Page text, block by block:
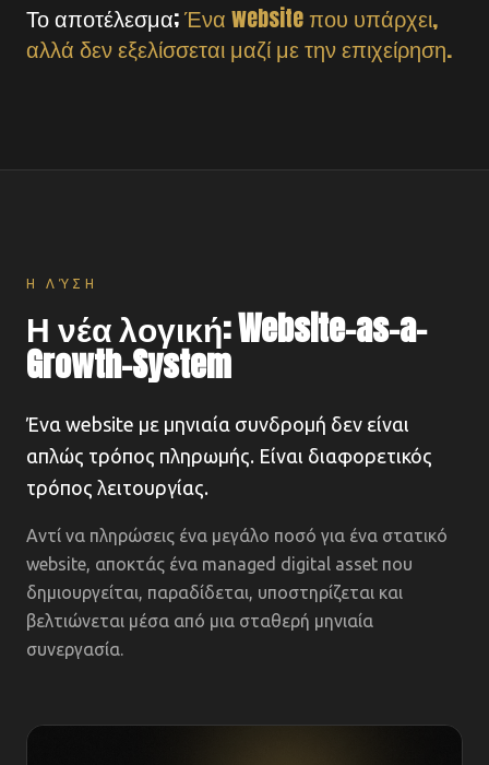
Το αποτέλεσμα;Ένα website που υπάρχει,
αλλά δεν εξελίσσεται μαζί με την επιχείρηση.
Η ΛΎΣΗ
Η νέα λογική: Website-as-a-
Growth-System
Ένα website με μηνιαία συνδρομή δεν είναι
απλώς τρόπος πληρωμής. Είναι διαφορετικός
τρόπος λειτουργίας.
Αντί να πληρώσεις ένα μεγάλο ποσό για ένα στατικό
website, αποκτάς ένα managed digital asset που
δημιουργείται, παραδίδεται, υποστηρίζεται και
βελτιώνεται μέσα από μια σταθερή μηνιαία
συνεργασία.